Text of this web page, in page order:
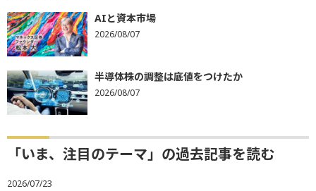
AIと資本市場
2026/08/07
半導体株の調整は底値をつけたか
2026/08/07
「いま、注目のテーマ」の過去記事を読む
2026/07/23